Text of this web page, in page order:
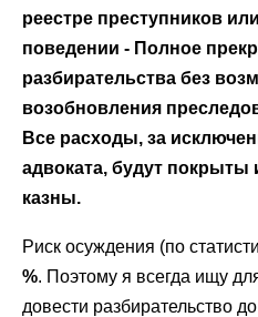
реестре преступников
поведении - Полное
разбирательства без
возобновления
Все расходы, за
адвоката, будут покрыты
казны.
Риск осуждения (по
% . Поэтому я всегда ищу
довести разбирательство